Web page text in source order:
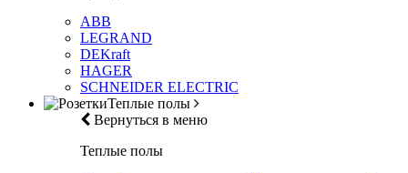
ABB
LEGRAND
DEKraft
HAGER
SCHNEIDER ELECTRIC
Теплые полы
Вернуться в меню
Теплые полы